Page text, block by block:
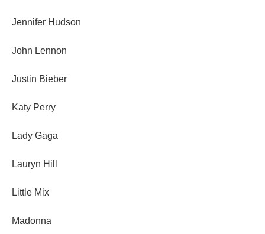
Jennifer Hudson
John Lennon
Justin Bieber
Katy Perry
Lady Gaga
Lauryn Hill
Little Mix
Madonna